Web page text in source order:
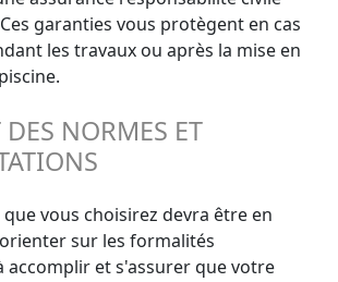
garanties vous protègent en cas
les travaux ou après la mise en
DES NORMES ET
vous choisirez devra être en
sur les formalités
accomplir et s'assurer que votre